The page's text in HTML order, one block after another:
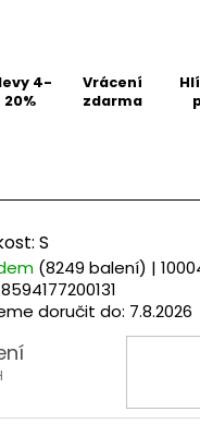
4-
20%
Vrácení
zdarma
S
(8249 balení) |
8594177200131
doručit do: 7.8.2026